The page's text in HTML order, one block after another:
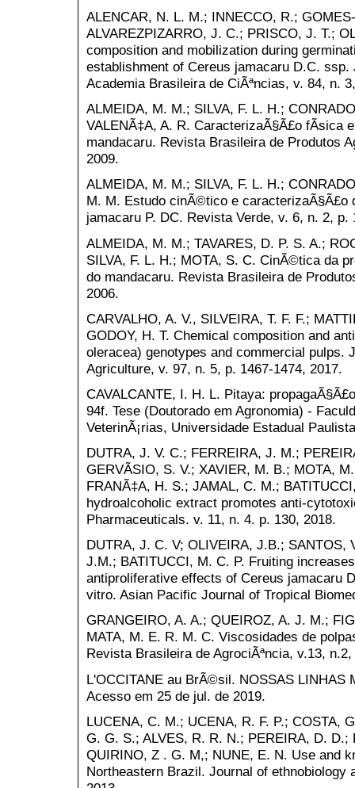
ALENCAR, N. L. M.; INNECCO, R.;
ALVAREZPIZARRO, J. C.; PRISCO, J. T.;
composition and mobilization during
establishment of Cereus jamacaru D.C.
Academia Brasileira de CiÃªncias, v. 84, n.
ALMEIDA, M. M.; SILVA, F. L. H.;
VALENÃ‡A, A. R. CaracterizaÃ§Ã£o fÃ­sica
mandacaru. Revista Brasileira de Produtos
2009.
ALMEIDA, M. M.; SILVA, F. L. H.;
M. M. Estudo cinÃ©tico e caracterizaÃ§Ã£o
jamacaru P. DC. Revista Verde, v. 6, n. 2, p.
ALMEIDA, M. M.; TAVARES, D. P. S. A.;
SILVA, F. L. H.; MOTA, S. C. CinÃ©tica da
do mandacaru. Revista Brasileira de
2006.
CARVALHO, A. V., SILVEIRA, T. F. F.;
GODOY, H. T. Chemical composition and
oleracea) genotypes and commercial pulps.
Agriculture, v. 97, n. 5, p. 1467-1474, 2017.
CAVALCANTE, I. H. L. Pitaya:
94f. Tese (Doutorado em Agronomia) -
VeterinÃ¡rias, Universidade Estadual
DUTRA, J. V. C.; FERREIRA, J. M.;
GERVÃSIO, S. V.; XAVIER, M. B.; MOTA,
FRANÃ‡A, H. S.; JAMAL, C. M.;
hydroalcoholic extract promotes anti-
Pharmaceuticals. v. 11, n. 4. p. 130, 2018.
DUTRA, J. C. V; OLIVEIRA, J.B.; SANTOS,
J.M.; BATITUCCI, M. C. P. Fruiting
antiproliferative effects of Cereus jamacaru
vitro. Asian Pacific Journal of Tropical
GRANGEIRO, A. A.; QUEIROZ, A. J. M.;
MATA, M. E. R. M. C. Viscosidades de
Revista Brasileira de AgrociÃªncia, v.13,
L'OCCITANE au BrÃ©sil. NOSSAS LINHAS
Acesso em 25 de jul. de 2019.
LUCENA, C. M.; UCENA, R. F. P.; COSTA,
G. G. S.; ALVES, R. R. N.; PEREIRA, D.
QUIRINO, Z . G. M,; NUNE, E. N. Use and
Northeastern Brazil. Journal of ethnobiology